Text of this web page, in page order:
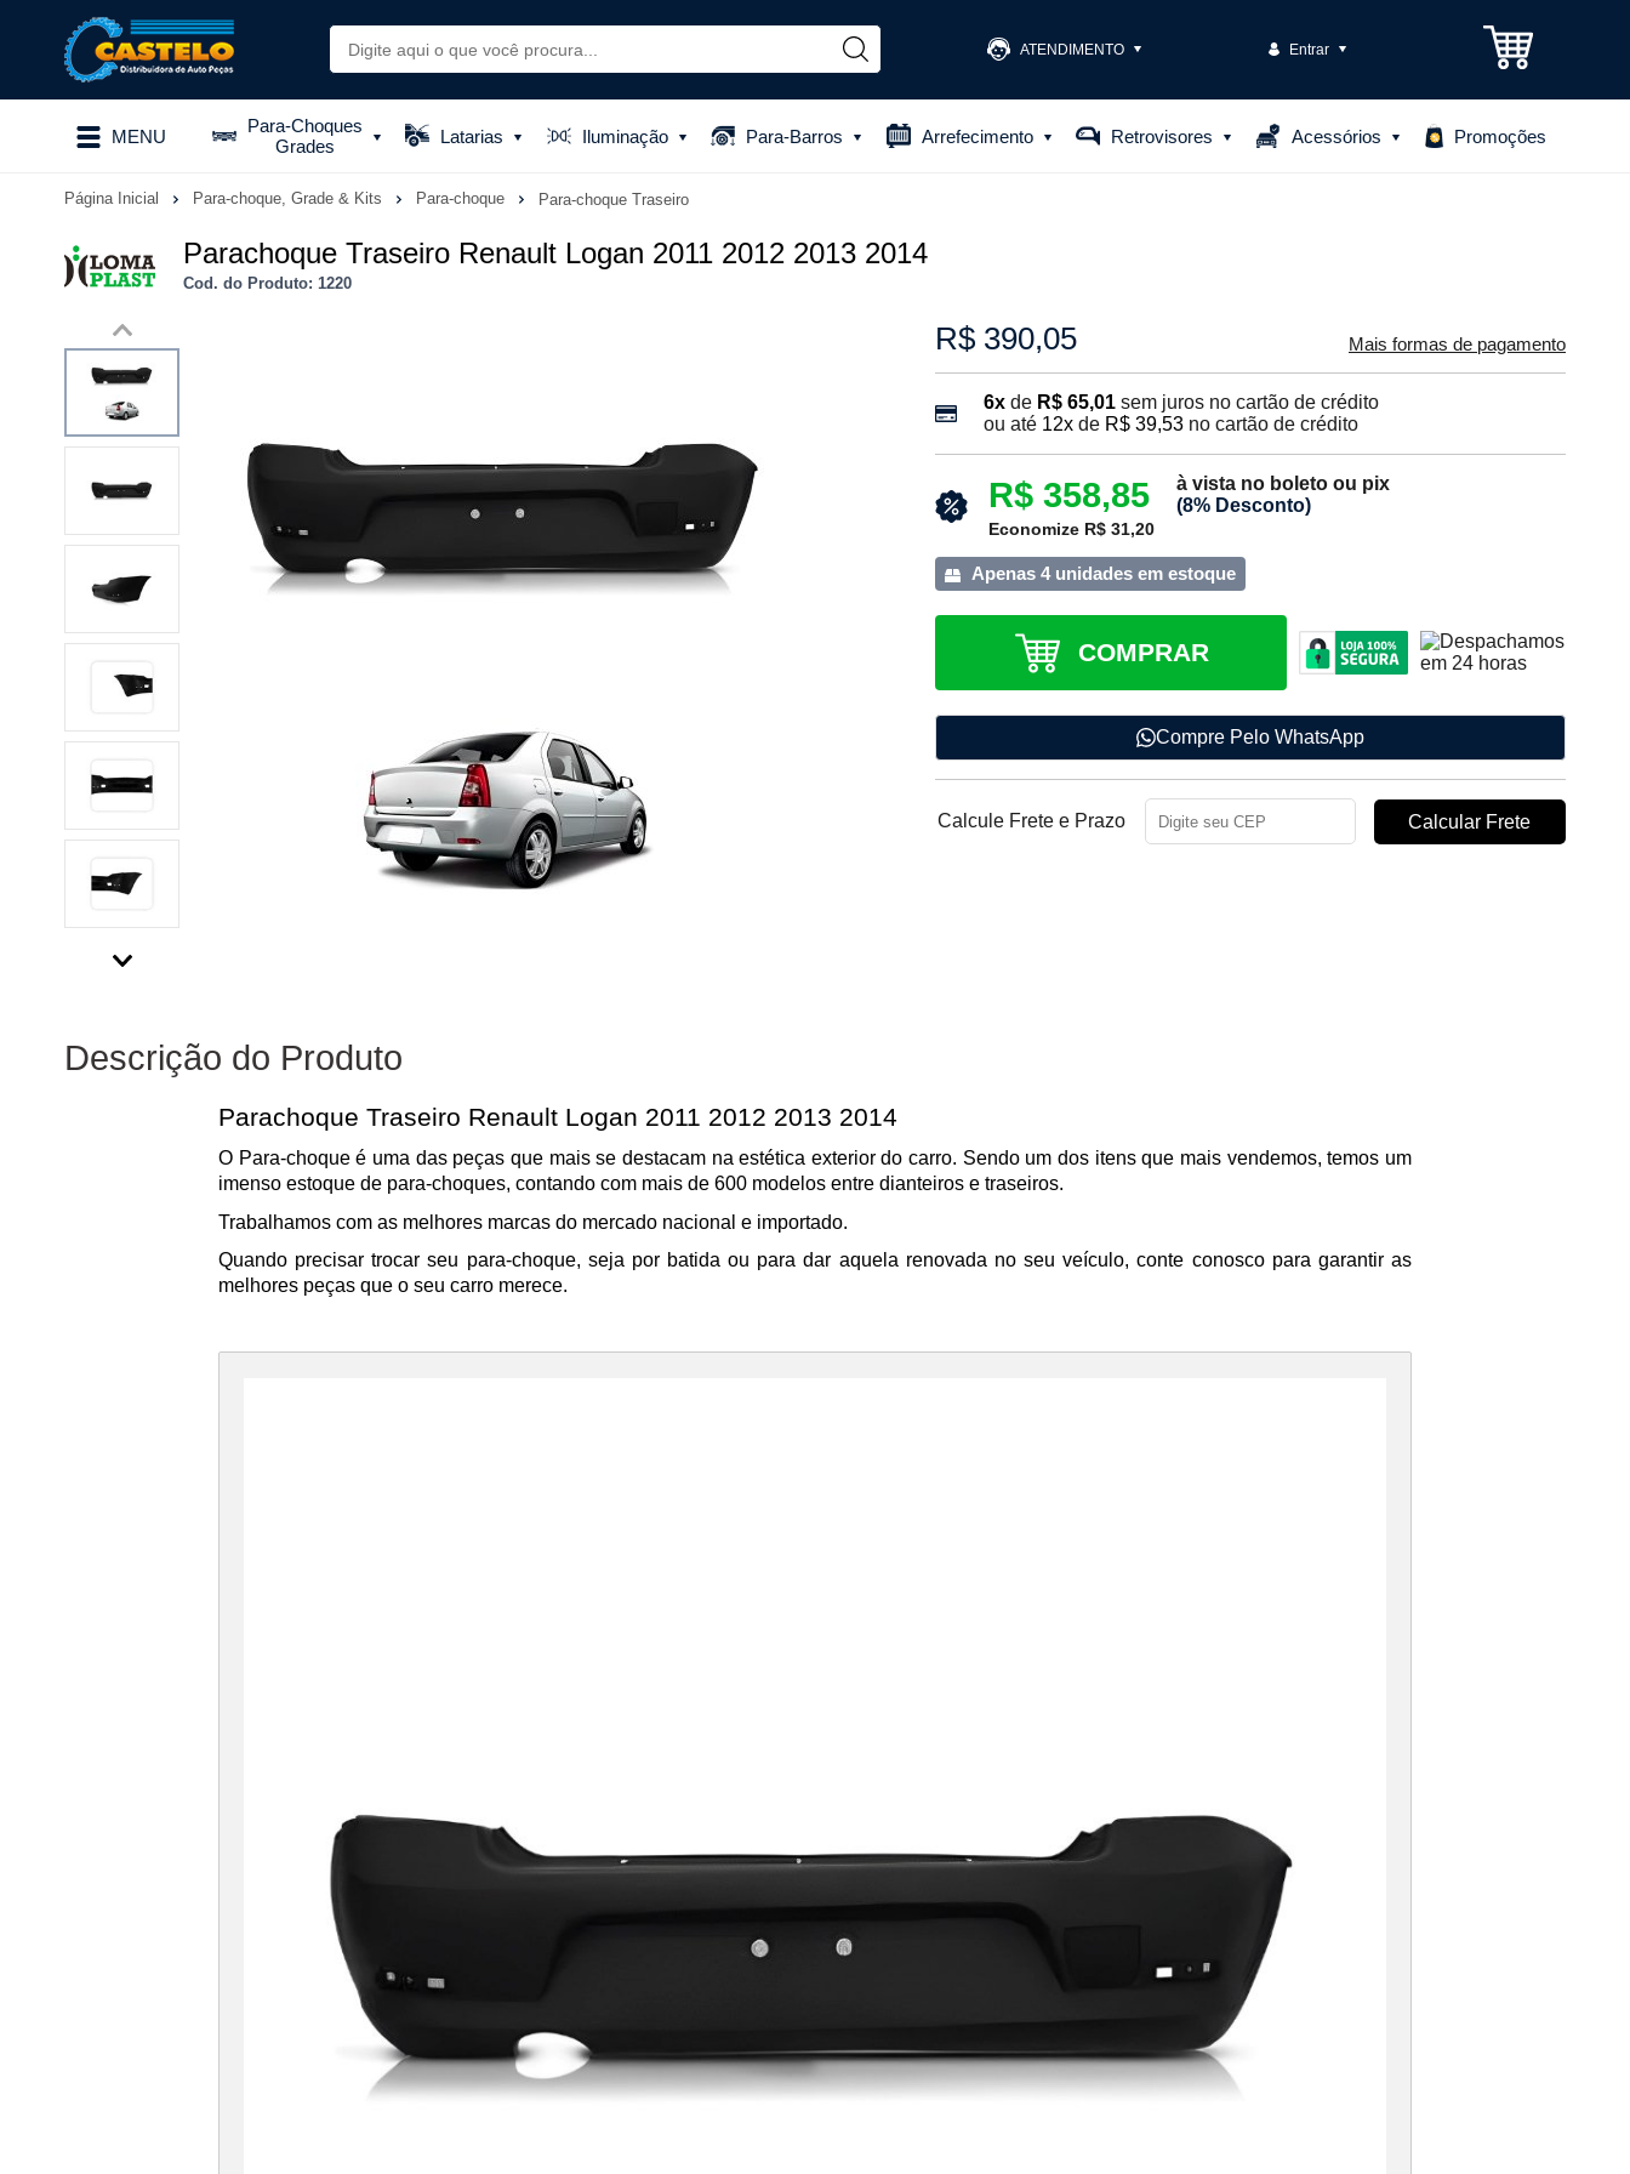
ATENDIMENTO
(48) 3301-1575
Entrar
MENU
Para-Choques
Grades
Latarias Iluminação Para-Barros Arrefecimento Retrovisores Acessórios Promoções
Página Inicial Para-choque, Grade & Kits Para-choque Para-choque Traseiro
Parachoque Traseiro Renault Logan 2011 2012 2013 2014
Cod. do Produto: 1220
R$ 390,05 Mais formas de pagamento
6x de R$ 65,01 sem juros no cartão de crédito
ou até 12x de R$ 39,53 no cartão de crédito
R$ 358,85
à vista no boleto ou pix
(8% Desconto)
Economize R$ 31,20
Apenas 4 unidades em estoque
COMPRAR
Compre Pelo WhatsApp
Calcule Frete e Prazo
Descrição do Produto
Parachoque Traseiro Renault Logan 2011 2012 2013 2014
O Para-choque é uma das peças que mais se destacam na estética exterior do carro. Sendo um dos itens que mais vendemos, temos um
imenso estoque de para-choques, contando com mais de 600 modelos entre dianteiros e traseiros.
Trabalhamos com as melhores marcas do mercado nacional e importado.
Quando precisar trocar seu para-choque, seja por batida ou para dar aquela renovada no seu veículo, conte conosco para garantir as
melhores peças que o seu carro merece.